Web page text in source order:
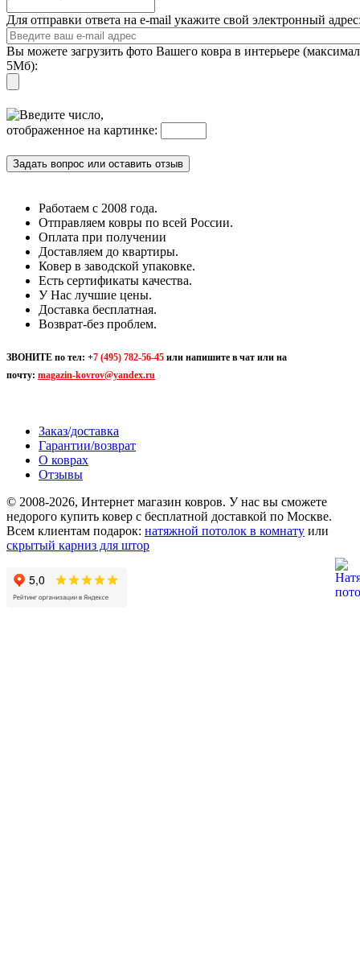
Для отправки ответа на e-mail укажите свой электронный
Вы можете загрузить фото Вашего ковра в интерьере
5Мб):
Введите число,
отображенное на картинке:
Работаем с 2008 года.
Отправляем ковры по всей России.
Оплата при получении
Доставляем до квартиры.
Ковер в заводской упаковке.
Есть сертификаты качества.
У Нас лучшие цены.
Доставка бесплатная.
Возврат-без проблем.
ЗВОНИТЕ по тел: +7 (495) 782-56-45 или напишите в чат или на
почту: magazin-kovrov@yandex.ru
Заказ/доставка
Гарантии/возврат
О коврах
Отзывы
© 2008-2026, Интернет магазин ковров. У нас вы сможете
недорого купить ковер с бесплатной доставкой по Москве.
Всем клиентам подарок: натяжной потолок в комнату или
скрытый карниз для штор